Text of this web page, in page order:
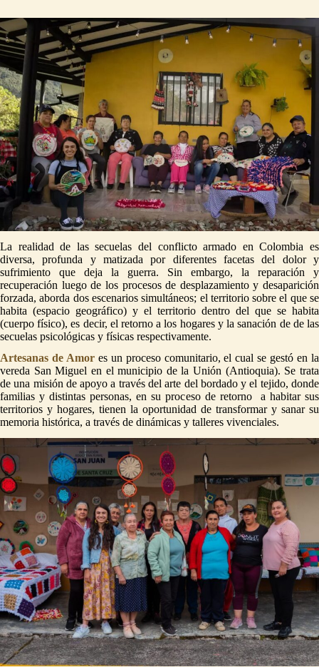
La realidad de las secuelas del conflicto armado en Colombia es
diversa, profunda y matizada por diferentes facetas del dolor y
sufrimiento que deja la guerra. Sin embargo, la reparación y
recuperación luego de los procesos de desplazamiento y desaparición
forzada, aborda dos escenarios simultáneos; el territorio sobre el que se
habita (espacio geográfico) y el territorio dentro del que se habita
(cuerpo físico), es decir, el retorno a los hogares y la sanación de de las
secuelas psicológicas y físicas respectivamente.
Artesanas de Amores un proceso comunitario, el cual se gestó en la
vereda San Miguel en el municipio de la Unión (Antioquia). Se trata
de una misión de apoyo a través del arte del bordado y el tejido, donde
familias y distintas personas, en su proceso de retorno a habitar sus
territorios y hogares, tienen la oportunidad de transformar y sanar su
memoria histórica, a través de dinámicas y talleres vivenciales.